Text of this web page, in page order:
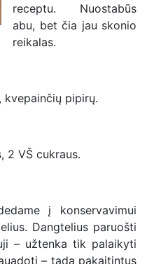
receptu. Nuostabūs
abu, bet čia jau skonio
reikalas.
kvepainčių pipirų.
2 VŠ cukraus.
į konservavimui
Dangtelius paruošti
– užtenka tik palaikyti
– tada pakaitintus